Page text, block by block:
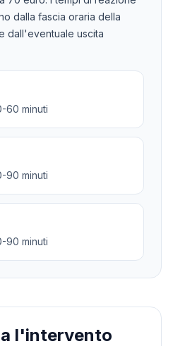
dalla fascia oraria della
dall'eventuale uscita
60 minuti
90 minuti
90 minuti
l'intervento